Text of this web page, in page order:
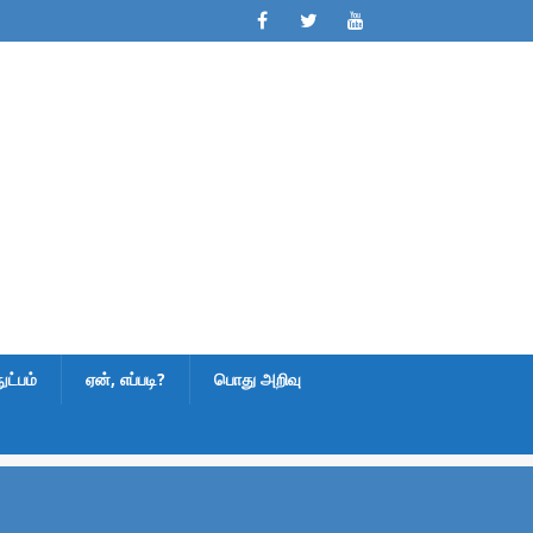
ஏன், எப்படி? பொது அறிவு